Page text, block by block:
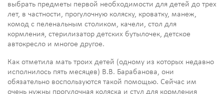
выбрать предметы первой необходимости для детей до трех
лет, в частности, прогулочную коляску, кроватку, манеж,
комод с пеленальным столиком, качели, стол для
кормления, стерилизатор детских бутылочек, детское
автокресло и многое другое.
Как отметила мать троих детей (одному из которых недавно
исполнилось пять месяцев) В.В. Барабанова, они
обязательно воспользуются такой помощью. Сейчас им
очень нужны прогулочная коляска и стул для кормления